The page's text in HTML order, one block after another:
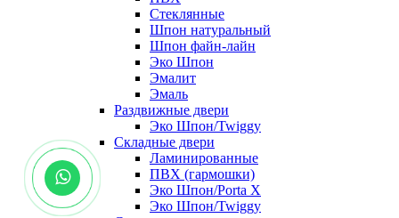
Стеклянные
Шпон натуральный
Шпон файн-лайн
Эко Шпон
Эмалит
Эмаль
Раздвижные двери
Эко Шпон/Twiggy
Складные двери
Ламинированные
ПВХ (гармошки)
Эко Шпон/Porta X
Эко Шпон/Twiggy